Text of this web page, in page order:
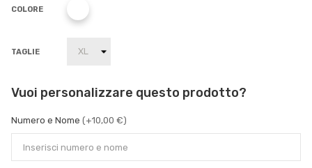
COLORE
TAGLIE
Vuoi personalizzare questo prodotto?
Numero e Nome (+10,00 €)